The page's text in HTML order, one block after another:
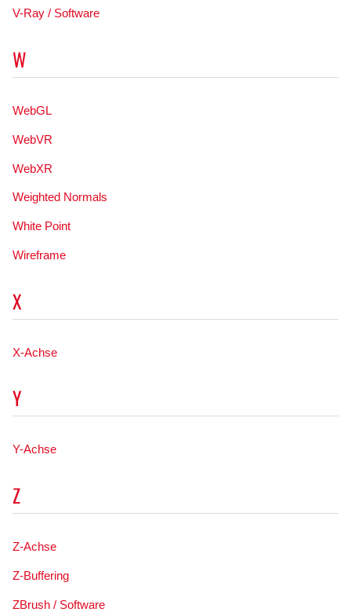
V-Ray / Software
W
WebGL
WebVR
WebXR
Weighted Normals
White Point
Wireframe
X
X-Achse
Y
Y-Achse
Z
Z-Achse
Z-Buffering
ZBrush / Software